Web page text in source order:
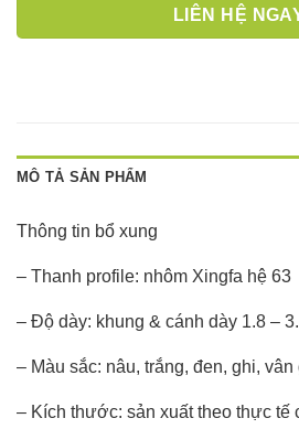
LIÊN HỆ
MÔ TẢ SẢN PHẨM
Thông tin bổ xung
– Thanh profile: nhôm Xingfa hệ 63
– Độ dày: khung & cánh dày 1.8 –
– Màu sắc: nâu, trắng, đen, ghi, vân
– Kích thước: sản xuất theo thực tế